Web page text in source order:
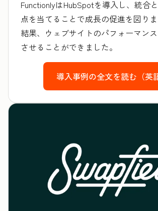
FunctionlyはHubSpotを導入し、統合
点を当てることで成長の促進を図り
結果、ウェブサイトのパフォーマン
させることができました。
導入事例の全文を読む（英語